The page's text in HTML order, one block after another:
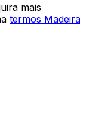
mais
termos Madeira